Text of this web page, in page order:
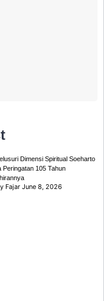
Dimensi Spiritual Soeharto
Peringatan 105 Tahun
FajarJune 8, 2026